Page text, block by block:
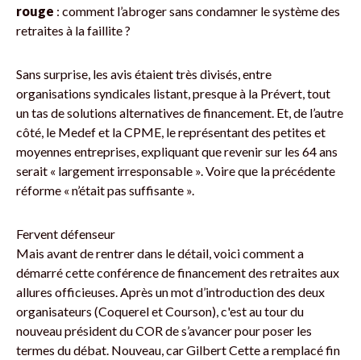
rouge : comment l’abroger sans condamner le système des
retraites à la faillite ?
Sans surprise, les avis étaient très divisés, entre
organisations syndicales listant, presque à la Prévert, tout
un tas de solutions alternatives de financement. Et, de l’autre
côté, le Medef et la CPME, le représentant des petites et
moyennes entreprises, expliquant que revenir sur les 64 ans
serait « largement irresponsable ». Voire que la précédente
réforme « n’était pas suffisante ».
Fervent défenseur
Mais avant de rentrer dans le détail, voici comment a
démarré cette conférence de financement des retraites aux
allures officieuses. Après un mot d’introduction des deux
organisateurs (Coquerel et Courson), c'est au tour du
nouveau président du COR de s’avancer pour poser les
termes du débat. Nouveau, car Gilbert Cette a remplacé fin